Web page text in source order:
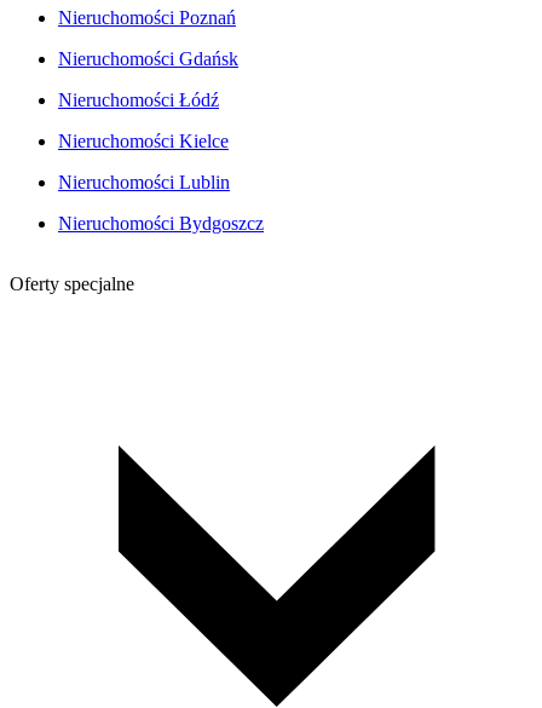
Nieruchomości Poznań
Nieruchomości Gdańsk
Nieruchomości Łódź
Nieruchomości Kielce
Nieruchomości Lublin
Nieruchomości Bydgoszcz
Oferty specjalne